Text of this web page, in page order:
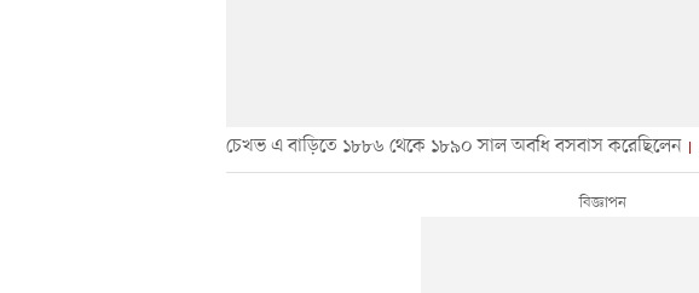
চেখভ এ বাড়িতে ১৮৮৬ থেকে ১৮৯০ সাল অবধি বসবাস করেছিলেন